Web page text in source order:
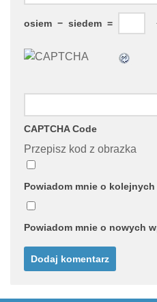
osiem − siedem =
CAPTCHA Code
Przepisz kod z obrazka
Powiadom mnie o
Powiadom mnie o nowych